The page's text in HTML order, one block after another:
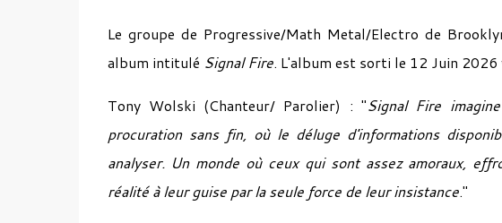
Le groupe de Progressive/Math Metal/Electro de
album intitulé Signal Fire. L'album est sorti le 12 Juin 2026
Tony Wolski (Chanteur/ Parolier) : "Signal Fire
procuration sans fin, où le déluge d'informations
analyser. Un monde où ceux qui sont assez amoraux,
réalité à leur guise par la seule force de leur insistance."